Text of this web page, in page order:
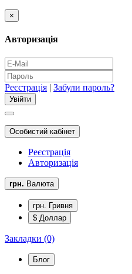
×
Авторизація
Реєстрація | Забули пароль?
Особистий кабінет
Реєстрація
Авторизація
грн. Валюта
грн. Гривня
$ Доллар
Закладки (0)
Блог